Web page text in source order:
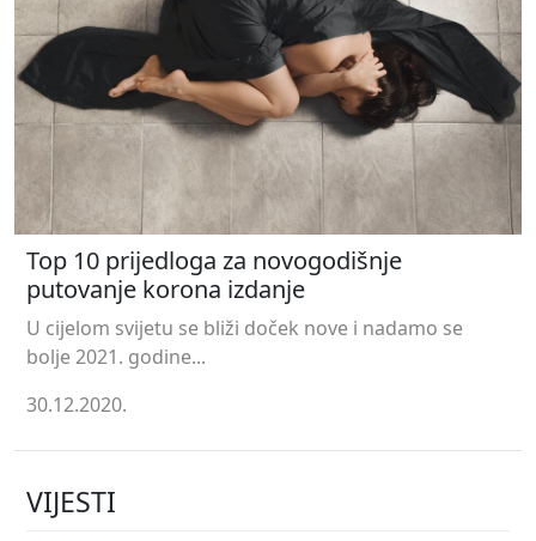
Top 10 prijedloga za novogodišnje
putovanje korona izdanje
U cijelom svijetu se bliži doček nove i nadamo se
bolje 2021. godine...
30.12.2020.
VIJESTI